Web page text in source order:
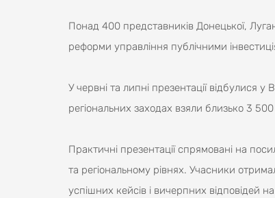
Понад 400 представників Донецької,
реформи управління публічними
У червні та липні презентації відбулися у
регіональних заходах взяли близько 3
Практичні презентації спрямовані на
та регіональному рівнях. Учасники
успішних кейсів і вичерпних відповідей